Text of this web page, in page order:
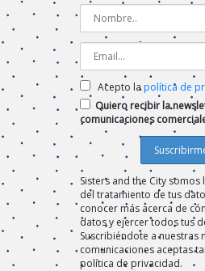
Acepto lapolítica de
Quiero recibir la
comunicaciones
Sisters and the City
del tratamiento de tus
conocer más acerca de
datos y ejercer todos tus
Suscribiéndote a nuestras
comunicaciones aceptas
política de privacidad.